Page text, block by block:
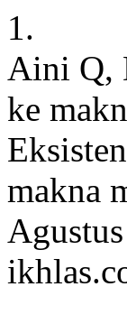
1.
Aini Q,
ke
makna